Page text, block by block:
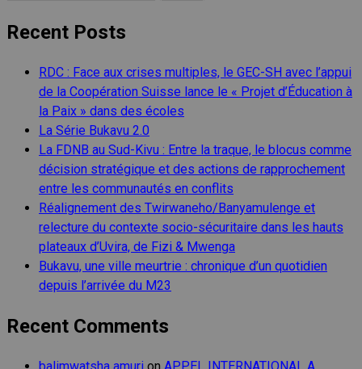
Recent Posts
RDC : Face aux crises multiples, le GEC-SH avec l’appui
de la Coopération Suisse lance le « Projet d’Éducation à
la Paix » dans des écoles
La Série Bukavu 2.0
La FDNB au Sud-Kivu : Entre la traque, le blocus comme
décision stratégique et des actions de rapprochement
entre les communautés en conflits
Réalignement des Twirwaneho/Banyamulenge et
relecture du contexte socio-sécuritaire dans les hauts
plateaux d’Uvira, de Fizi & Mwenga
Bukavu, une ville meurtrie : chronique d’un quotidien
depuis l’arrivée du M23
Recent Comments